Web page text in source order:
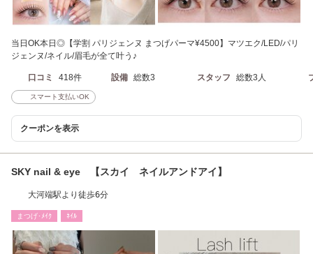
当日OK本日◎【学割 パリジェンヌ まつげパーマ¥4500】マツエク/LED/パリ
ジェンヌ/ネイル/眉毛が全て叶う♪
口コミ 418件 設備 総数3 スタッフ 総数3人
スマート支払いOK
クーポンを表示
SKY nail & eye 【スカイ ネイルアンドアイ】
大河端駅より徒歩6分
まつげ･ﾒｲｸ ﾈｲﾙ